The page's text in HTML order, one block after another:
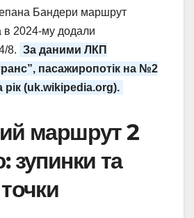
Бандери маршрут
в 2024-му додали
8. За даними ЛКП
пасажиропотік на №2
рік (uk.wikipedia.org).
маршрут 2
зупинки та